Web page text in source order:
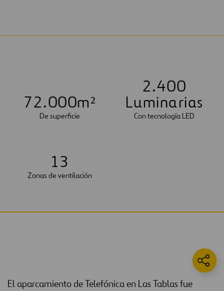
72.000m²
De superficie
2.400
Luminarias
Con tecnología LED
13
Zonas de ventilación
El aparcamiento de Telefónica en Las Tablas fue